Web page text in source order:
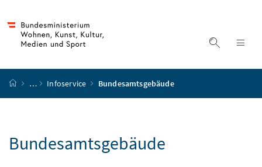
Suche
Startseite
… Infoservice Bundesamtsgebäude
Bundesamtsgebäude